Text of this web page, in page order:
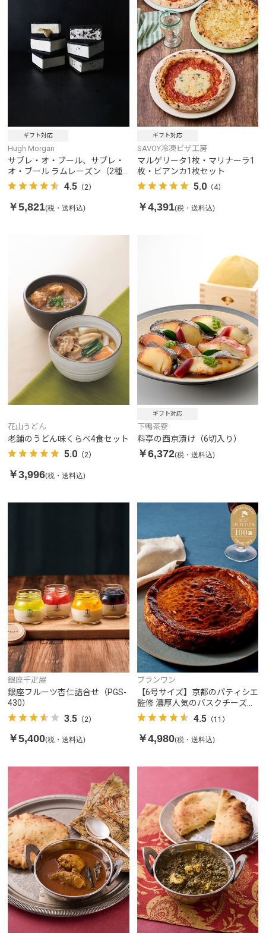
ギフト対応
Hugh Morgan
サブレ・オ・ブール、サブレ・
オ・ブール ラムレーズン（2種6
個）
4.5 （2）
￥5,821(税・送料込)
ギフト対応
SAVOY冷凍ピザ工房
マルゲリータ1枚・マリナーラ1
枚・ビアンカ1枚セット
5.0（4）
￥4,391(税・送料込)
花山うどん
老舗のうどん味くらべ4食セット
5.0 （2）
￥3,996(税・送料込)
ギフト対応
下鴨茶寮
料亭の西京漬け（6切入り）
￥6,372(税・送料込)
銀座千疋屋
銀座フルーツ杏仁詰合せ（PGS-
430）
3.5 （2）
￥5,400(税・送料込)
ブランワン
【6号サイズ】京都のパティシエ
監修 濃厚人気のバスクチーズケ
ーキ
4.5（11）
￥4,980(税・送料込)